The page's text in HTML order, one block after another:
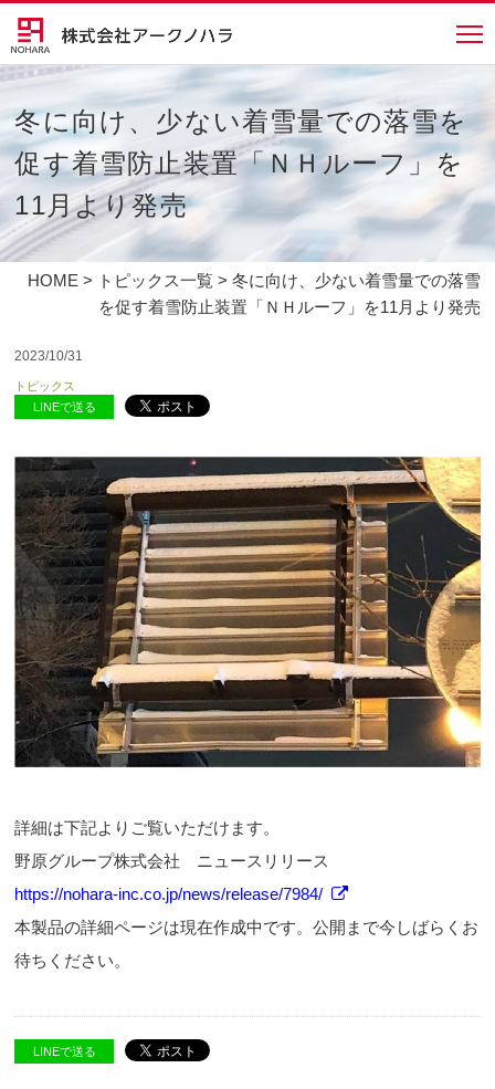
冬に向け、少ない着雪量での落雪を
促す着雪防止装置「ＮＨルーフ」を
11月より発売
HOME > トピックス一覧 > 冬に向け、少ない着雪量での落雪
を促す着雪防止装置「ＮＨルーフ」を11月より発売
2023/10/31
トピックス
LINEで送る
詳細は下記よりご覧いただけます。
野原グループ株式会社 ニュースリリース
https://nohara-inc.co.jp/news/release/7984/
本製品の詳細ページは現在作成中です。公開まで今しばらくお
待ちください。
LINEで送る